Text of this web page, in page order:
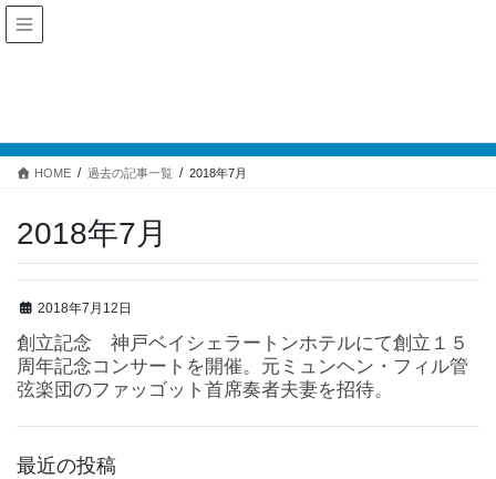
HOME 過去の記事一覧 2018年7月
2018年7月
2018年7月12日
創立記念 神戸ベイシェラートンホテルにて創立１５
周年記念コンサートを開催。元ミュンヘン・フィル管
弦楽団のファッゴット首席奏者夫妻を招待。
最近の投稿